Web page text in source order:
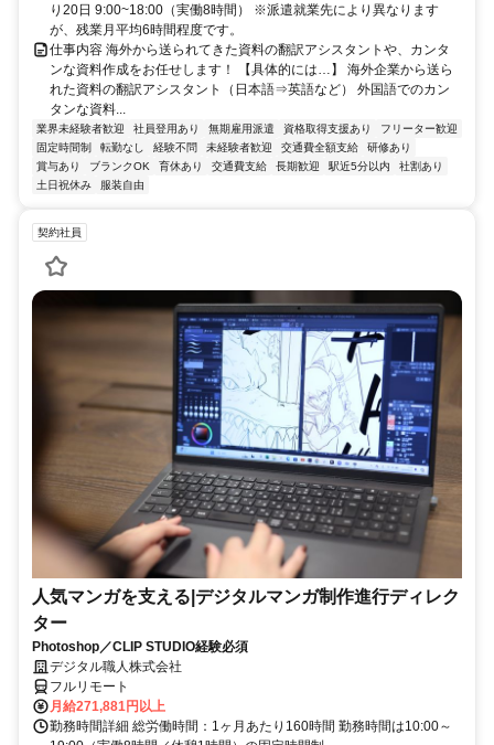
り20日 9:00~18:00（実働8時間） ※派遣就業先により異なります
が、残業月平均6時間程度です。
仕事内容 海外から送られてきた資料の翻訳アシスタントや、カンタ
ンな資料作成をお任せします！ 【具体的には…】 海外企業から送ら
れた資料の翻訳アシスタント（日本語⇒英語など） 外国語でのカン
タンな資料...
業界未経験者歓迎 社員登用あり 無期雇用派遣 資格取得支援あり
フリーター歓迎
固定時間制
転勤なし 経験不問 未経験者歓迎 交通費全額支給
研修あり
賞与あり
ブランクOK 育休あり 交通費支給 長期歓迎 駅近5分以内
社割あり
土日祝休み
服装自由
契約社員
人気マンガを支える|デジタルマンガ制作進行ディレク
ター
Photoshop／CLIP STUDIO経験必須
デジタル職人株式会社
フルリモート
月給271,881円以上
勤務時間詳細 総労働時間：1ヶ月あたり160時間 勤務時間は10:00～